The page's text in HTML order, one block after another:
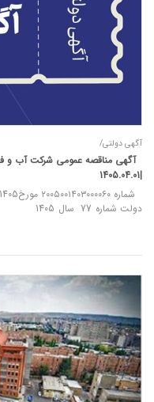
آگهی دولتی/
آگهی مناقصه عمومی شرکت آب و
|1405.04.01
دولت شماره 77 سال 1405